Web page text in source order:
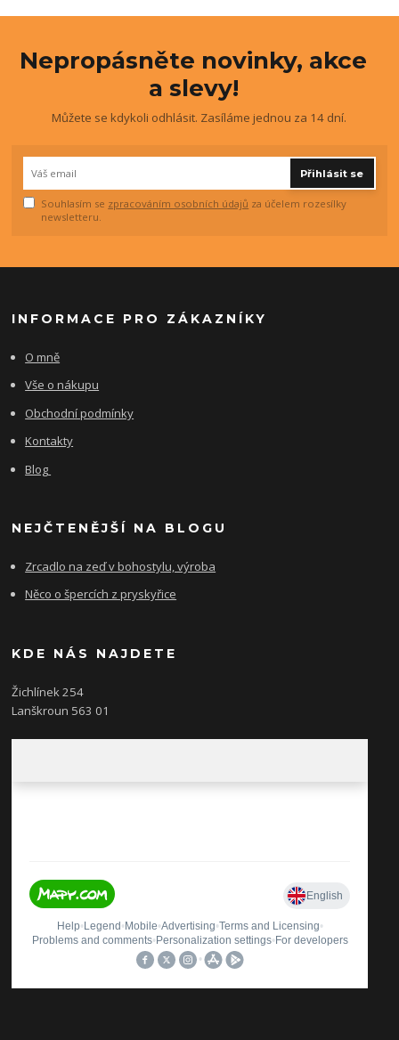
Nepropásněte novinky, akce
a slevy!
Můžete se kdykoli odhlásit. Zasíláme jednou za 14 dní.
Přihlásit se
Souhlasím se zpracováním osobních údajů za účelem rozesílky
newsletteru.
INFORMACE PRO ZÁKAZNÍKY
O mně
Vše o nákupu
Obchodní podmínky
Kontakty
Blog
NEJČTENĚJŠÍ NA BLOGU
Zrcadlo na zeď v bohostylu, výroba
Něco o špercích z pryskyřice
KDE NÁS NAJDETE
Žichlínek 254
Lanškroun 563 01